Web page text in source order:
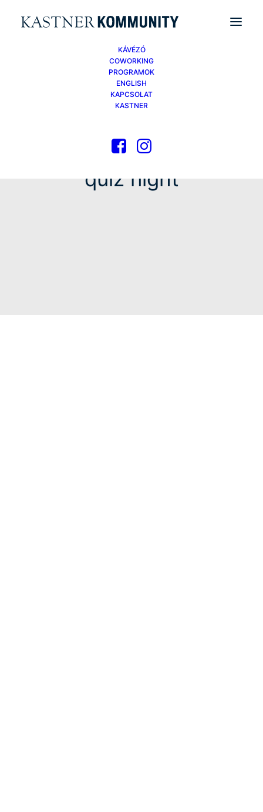
KÁVÉZÓ
COWORKING
PROGRAMOK
ENGLISH
KAPCSOLAT
KASTNER
quiz night